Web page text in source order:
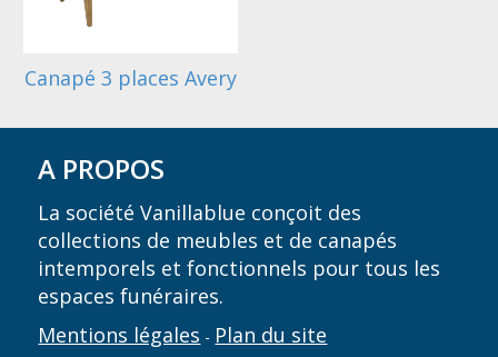
Canapé 3 places Avery
A PROPOS
La société Vanillablue conçoit des
collections de meubles et de canapés
intemporels et fonctionnels pour tous les
espaces funéraires.
Mentions légales - Plan du site